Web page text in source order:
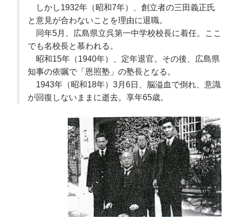
しかし1932年（昭和7年）、創立者の三田義正氏
と意見が合わないことを理由に退職。
同年5月、広島県立呉第一中学校校長に着任。ここ
でも名校長と慕われる。
昭和15年（1940年）、定年退官。その後、広島県
知事の依嘱で「恩照塾」の塾長となる。
1943年（昭和18年）3月6日、脳溢血で倒れ、意識
が回復しないままに逝去。享年65歳。